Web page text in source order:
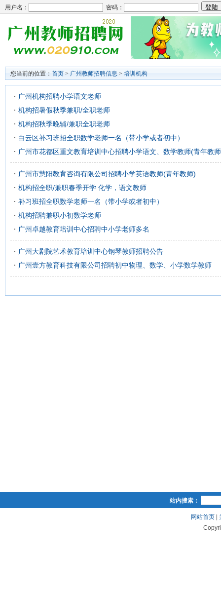
用户名： 密码：
您当前的位置： 首页 > 广州教师招聘信息 > 培训机构
广州机构招聘小学语文老师
机构招暑假秋季兼职/全职老师
机构招秋季晚辅/兼职全职老师
白云区补习班招全职数学老师一名（带小学或者初中）
广州市花都区重文教育培训中心招聘小学语文、数学教师(青年教
广州市慧阳教育咨询有限公司招聘小学英语教师(青年教师)
机构招全职/兼职春季开学 化学，语文教师
补习班招全职数学老师一名（带小学或者初中）
机构招聘兼职小初数学老师
广州卓越教育培训中心招聘中小学老师多名
广州大剧院艺术教育培训中心钢琴教师招聘公告
广州壹方教育科技有限公司招聘初中物理、数学、小学数学教师
站内搜索：
网站首页